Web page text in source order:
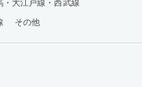
・大江戸線・西武線
その他